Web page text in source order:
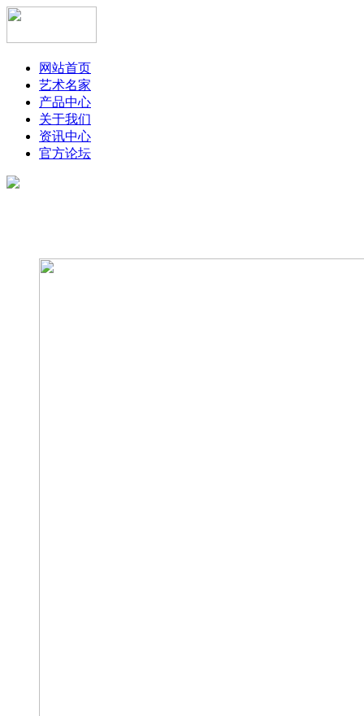
网站首页
艺术名家
产品中心
关于我们
资讯中心
官方论坛